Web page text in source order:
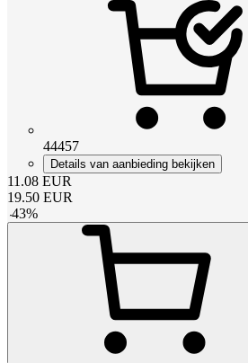
44457
Details van aanbieding bekijken
11.08 EUR
19.50 EUR
-43%